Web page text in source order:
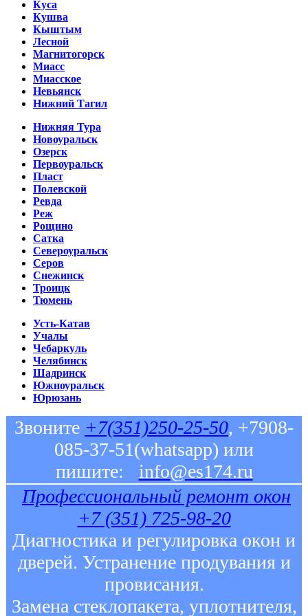
Куса
Кушва
Кыштым
Лесной
Магнитогорск
Миасс
Миасское
Невьянск
Нижний Тагил
Нижняя Тура
Новоуральск
Озерск
Первоуральск
Пласт
Полевской
Ревда
Реж
Рощино
Сатка
Североуральск
Серов
Снежинск
Троицк
Тюмень
Усть-Катав
Учалы
Чебаркуль
Челябинск
Шадринск
Южноуральск
Юрюзань
Звоните +7(351)250-25-50, +7908-
085-37-51(whatsapp) или
пишите:
info@es174.ru
Профессиональный ремонт окон
+7 (351) 725-98-20
Диагностика и регулировка окон и
дверей. Устранение продувания и
провисания.
Замена стеклопакета, уплотнителя,